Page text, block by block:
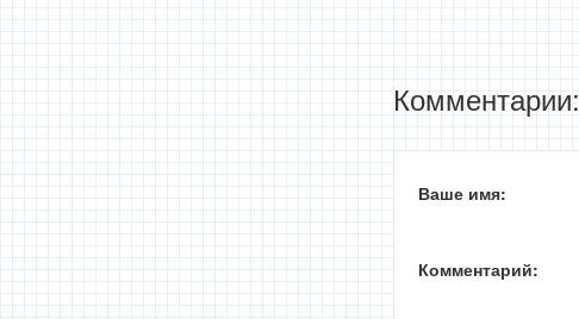
Комментарии:
Ваше имя:
Комментарий: